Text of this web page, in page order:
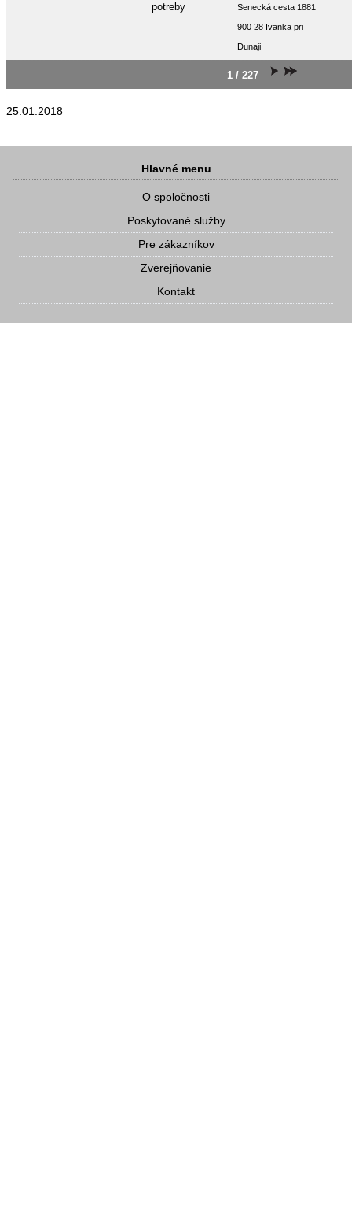
potreby
Senecká cesta 1881
900 28 Ivanka pri
Dunaji
1 / 227
25.01.2018
Hlavné menu
O spoločnosti
Poskytované služby
Pre zákazníkov
Zverejňovanie
Kontakt